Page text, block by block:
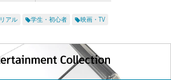
アル 学生・初心者 映画・TV